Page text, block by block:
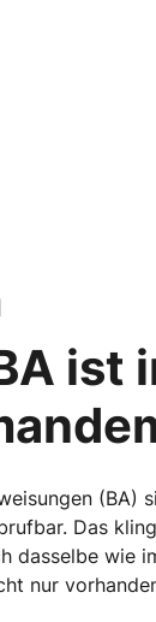
ist
(BA)
Das
dasselbe wie
nur